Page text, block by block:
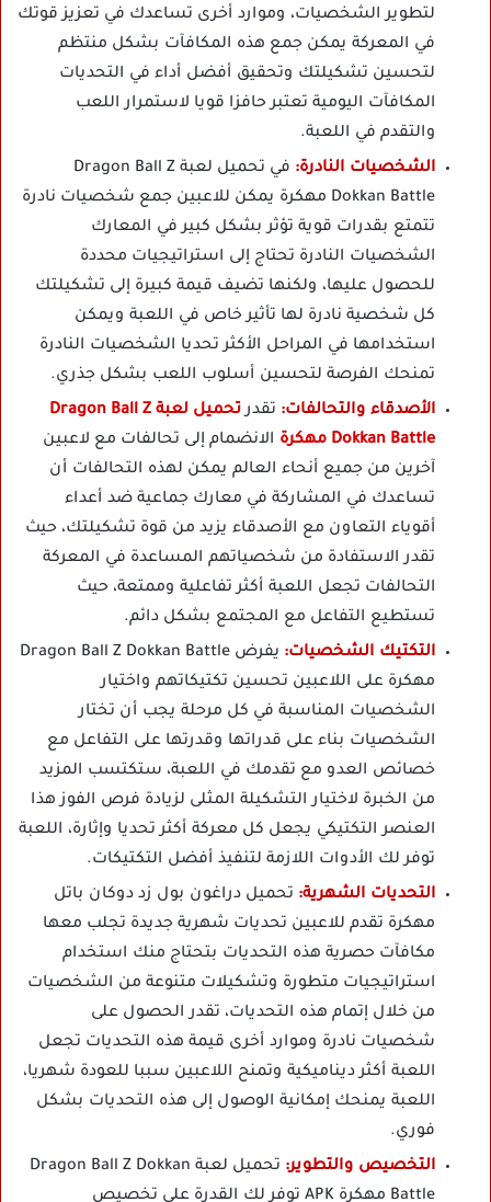
لتطوير الشخصيات، وموارد أخرى تساعدك في تعزيز قوتك
في المعركة يمكن جمع هذه المكافآت بشكل منتظم
لتحسين تشكيلتك وتحقيق أفضل أداء في التحديات
المكافآت اليومية تعتبر حافزا قويا لاستمرار اللعب
والتقدم في اللعبة.
الشخصيات النادرة:
في تحميل لعبة Dragon Ball Z
Dokkan Battle مهكرة يمكن للاعبين جمع شخصيات نادرة
تتمتع بقدرات قوية تؤثر بشكل كبير في المعارك
الشخصيات النادرة تحتاج إلى استراتيجيات محددة
للحصول عليها، ولكنها تضيف قيمة كبيرة إلى تشكيلتك
كل شخصية نادرة لها تأثير خاص في اللعبة ويمكن
استخدامها في المراحل الأكثر تحديا الشخصيات النادرة
تمنحك الفرصة لتحسين أسلوب اللعب بشكل جذري.
الأصدقاء والتحالفات: تقدر
تحميل لعبة Dragon Ball Z
Dokkan Battle مهكرة
الانضمام إلى تحالفات مع لاعبين
آخرين من جميع أنحاء العالم يمكن لهذه التحالفات أن
تساعدك في المشاركة في معارك جماعية ضد أعداء
أقوياء التعاون مع الأصدقاء يزيد من قوة تشكيلتك، حيث
تقدر الاستفادة من شخصياتهم المساعدة في المعركة
التحالفات تجعل اللعبة أكثر تفاعلية وممتعة، حيث
تستطيع التفاعل مع المجتمع بشكل دائم.
التكتيك الشخصيات:
يفرض Dragon Ball Z Dokkan Battle
مهكرة على اللاعبين تحسين تكتيكاتهم واختيار
الشخصيات المناسبة في كل مرحلة يجب أن تختار
الشخصيات بناء على قدراتها وقدرتها على التفاعل مع
خصائص العدو مع تقدمك في اللعبة، ستكتسب المزيد
من الخبرة لاختيار التشكيلة المثلى لزيادة فرص الفوز هذا
العنصر التكتيكي يجعل كل معركة أكثر تحديا وإثارة، اللعبة
توفر لك الأدوات اللازمة لتنفيذ أفضل التكتيكات.
التحديات الشهرية: تحميل دراغون بول زد دوكان باتل
مهكرة تقدم للاعبين تحديات شهرية جديدة تجلب معها
مكافآت حصرية هذه التحديات بتحتاج منك استخدام
استراتيجيات متطورة وتشكيلات متنوعة من الشخصيات
من خلال إتمام هذه التحديات، تقدر الحصول على
شخصيات نادرة وموارد أخرى قيمة هذه التحديات تجعل
اللعبة أكثر ديناميكية وتمنح اللاعبين سببا للعودة شهريا،
اللعبة يمنحك إمكانية الوصول إلى هذه التحديات بشكل
فوري.
التخصيص والتطوير:
تحميل لعبة Dragon Ball Z Dokkan
Battle مهكرة APK توفر لك القدرة على تخصيص